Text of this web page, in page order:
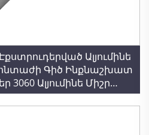
Ալյումինե
Գիծ Ինքնաշխատ
3060 Ալյումինե Միշր
Բարձրակարգ